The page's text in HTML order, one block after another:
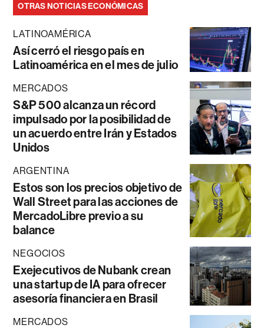
OTRAS NOTICIAS ECONÓMICAS
LATINOAMÉRICA
Así cerró el riesgo país en
Latinoamérica en el mes de julio
MERCADOS
S&P 500 alcanza un récord
impulsado por la posibilidad de
un acuerdo entre Irán y Estados
Unidos
ARGENTINA
Estos son los precios objetivo de
Wall Street para las acciones de
MercadoLibre previo a su
balance
NEGOCIOS
Exejecutivos de Nubank crean
una startup de IA para ofrecer
asesoría financiera en Brasil
MERCADOS